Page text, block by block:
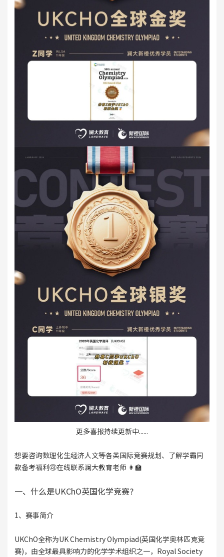
更多喜报持续更新中......
想要咨询数理化生经济人文等各类国际竞赛规划、了解学霸同
款备考福利🉑在线联系澜大教育老师 👩‍🏫
一、什么是UKChO英国化学竞赛?
1、赛事简介
UKChO全称为UK Chemistry Olympiad(英国化学奥林匹克竞
赛)，由全球最具影响力的化学学术组织之一，Royal Society